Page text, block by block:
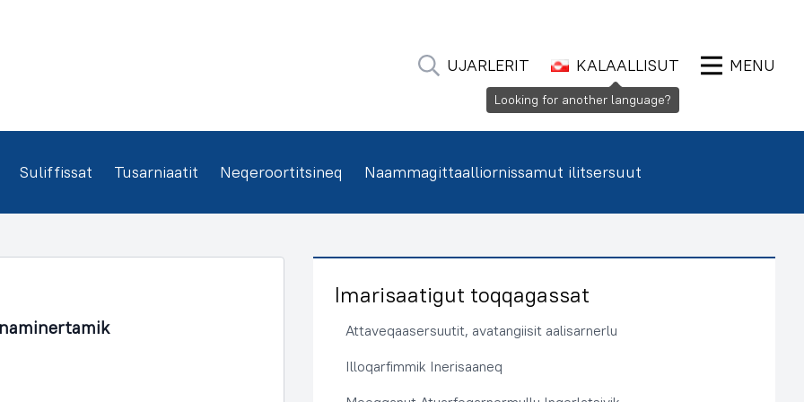
UJARLERIT KALAALLISUT MENU
Suliffissat Tusarniaatit Neqeroortitsineq Naammagittaalliornissamut ilitsersuut
Imarisaatigut toqqagassat
Attaveqaasersuutit, avatangiisit aalisarnerlu
Illoqarfimmik Inerisaaneq
Looking for another language?